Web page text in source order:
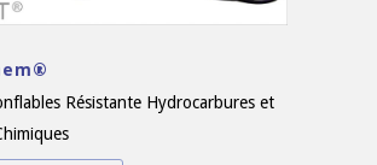
Résistante Hydrocarbures et